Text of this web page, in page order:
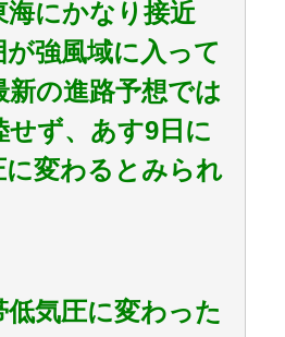
海にかなり接近
が強風域に入って
新の進路予想では
せず、あす9日に
に変わるとみられ
気圧に変わった